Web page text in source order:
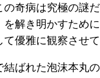
の奇病は究極の謎
を解き明かすため
て優雅に観察させ
結ばれた泡沫本丸